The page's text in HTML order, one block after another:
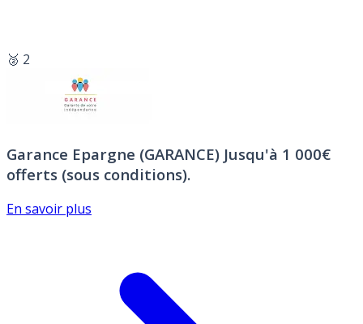
🥈 2
Garance Epargne (GARANCE) Jusqu'à 1 000€
offerts (sous conditions).
En savoir plus